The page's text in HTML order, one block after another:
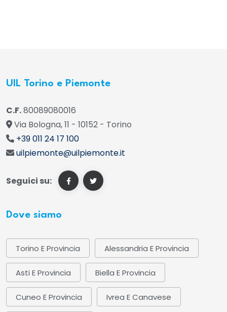
UIL Torino e Piemonte
C.F.80089080016
Via Bologna, 11 - 10152 - Torino
+39 011 24 17 100
uilpiemonte@uilpiemonte.it
Seguici su:
Dove siamo
Torino E Provincia Alessandria E Provincia
Asti E Provincia Biella E Provincia
Cuneo E Provincia Ivrea E Canavese